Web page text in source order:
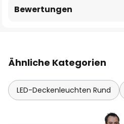
Bewertungen
Ähnliche Kategorien
LED-Deckenleuchten Rund